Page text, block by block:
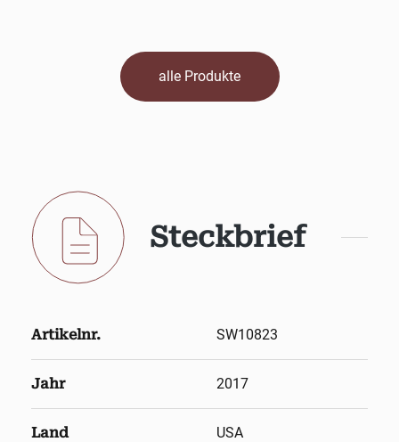
alle Produkte
Steckbrief
Artikelnr. SW10823
Jahr 2017
Land USA